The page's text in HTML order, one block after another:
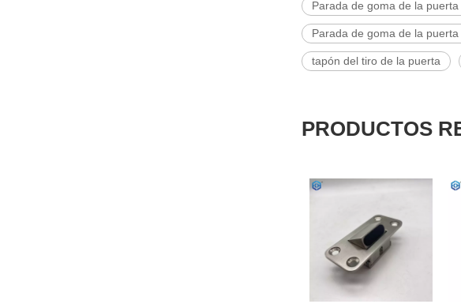
Parada de goma de la
Parada de goma de la
tapón del tiro de la puerta
PRODUCTOS